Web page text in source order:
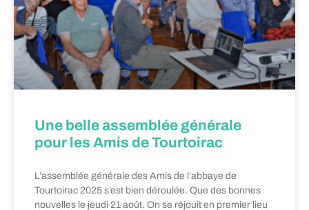
Une belle assemblée générale
pour les Amis de Tourtoirac
L’assemblée générale des Amis de l’abbaye de
Tourtoirac 2025 s’est bien déroulée. Que des bonnes
nouvelles le jeudi 21 août. On se réjouit en premier lieu